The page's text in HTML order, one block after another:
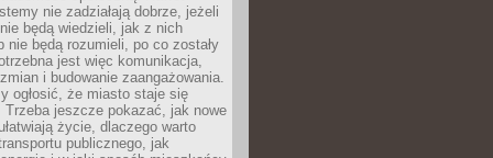
nie zadziałają dobrze, jeżeli
będą wiedzieli, jak z nich
nie będą rozumieli, po co zostały
jest więc komunikacja,
i budowanie zaangażowania.
ogłosić, że miasto staje się
Trzeba jeszcze pokazać, jak nowe
życie, dlaczego warto
publicznego, jak